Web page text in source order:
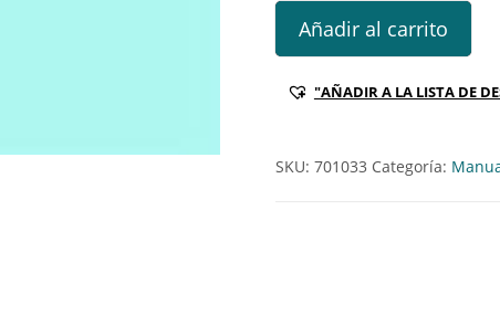
GUA CARTULINA IRIS 185GR
Añadir al carrito
"AÑADIR A LA LISTA DE
SKU: 701033 Categoría: